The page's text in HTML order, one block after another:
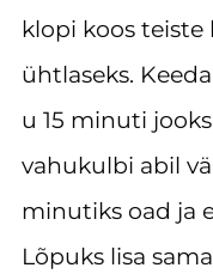
klopi koos teiste
ühtlaseks.
u 15 minuti
vahukulbi abil
minutiks oad ja
Lõpuks lisa